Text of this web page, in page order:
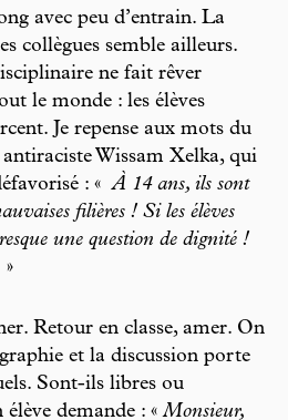
avec peu d’entrain. La
collègues semble ailleurs.
ne fait rêver
le monde : les élèves
Je repense aux mots du
Wissam Xelka, qui
: « À 14 ans, ils sont
filières ! Si les élèves
une question de dignité !
»
Retour en classe, amer. On
et la discussion porte
Sont-ils libres ou
demande : «Monsieur,